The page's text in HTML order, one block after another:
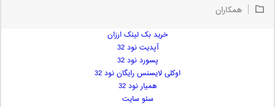
امیر علی
همکاران
خرید بک لینک ارزان
آپدیت نود 32
پسورد نود 32
اوکلی لایسنس رایگان نود 32
همیار نود 32
سئو سایت